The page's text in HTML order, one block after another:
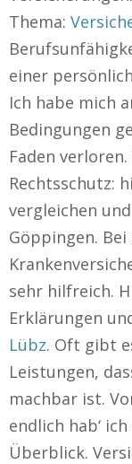
Thema:
einer
Ich habe mich
Bedingungen
Faden
Rechtsschutz:
vergleichen
Göppingen.
sehr hilfreich.
Erklärungen
Lübz. Oft gibt
Leistungen,
machbar ist.
endlich hab‘
Überblick.